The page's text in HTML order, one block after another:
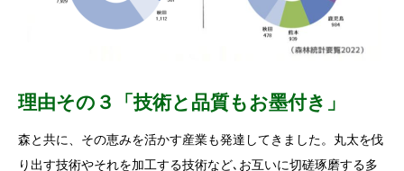
理由その３「技術と品質もお墨付き」
森と共に、その恵みを活かす産業も発達してきました。丸太を伐
り出す技術やそれを加工する技術など､お互いに切磋琢磨する多